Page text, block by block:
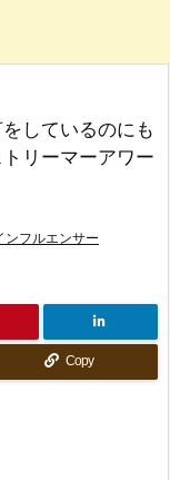
しているのにも
リーマーアワー
フルエンサー
Copy